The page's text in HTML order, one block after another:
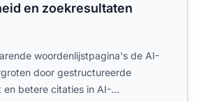
en zoekresultaten
woordenlijstpagina's de AI-
door gestructureerde
en betere citaties in AI-